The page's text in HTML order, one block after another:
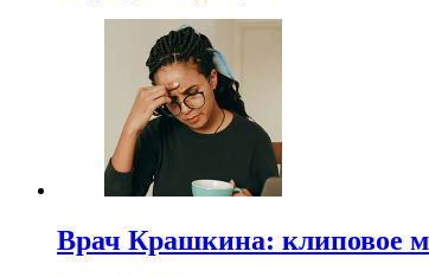
Врач Крашкина: клиповое